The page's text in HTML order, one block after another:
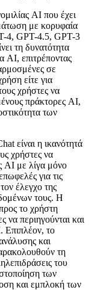
AI που έχει
με κορυφαία
4, GPT-4.5, GPT-3
τη δυνατότητα
AI, επιτρέποντας
σε
είτε για
χρήστες να
πράκτορες AI,
των
είναι η ικανότητά
χρήστες να
AI με λίγα μόνο
για τις
έλεγχο της
τους. Η
το χρήστη
να περιηγούνται και
Επιπλέον, το
και
τη
του
των
και εμπλοκή των